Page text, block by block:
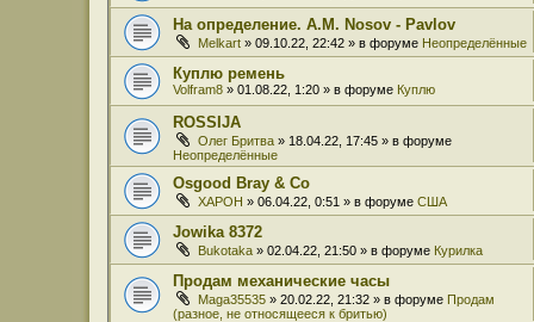
На определение. A.M. Nosov - Pavlov
Melkart » 09.10.22, 22:42 » в форуме Неопределённые
Куплю ремень
Volfram8 » 01.08.22, 1:20 » в форуме Куплю
ROSSIJA
Олег Бритва » 18.04.22, 17:45 » в форуме
Неопределённые
Osgood Bray & Co
XAPOH » 06.04.22, 0:51 » в форуме США
Jowika 8372
Bukotaka » 02.04.22, 21:50 » в форуме Курилка
Продам механические часы
Maga35535 » 20.02.22, 21:32 » в форуме Продам
(разное, не относящееся к бритью)